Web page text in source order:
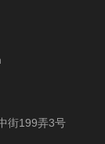
街199弄3号